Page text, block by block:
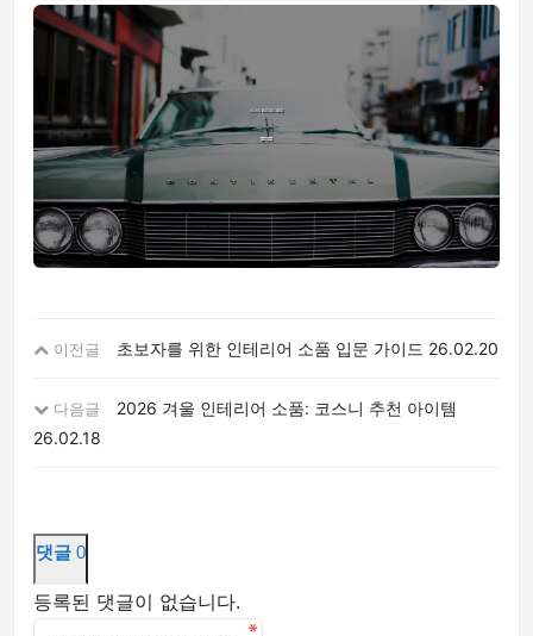
이전글 초보자를 위한 인테리어 소품 입문 가이드 26.02.20
다음글
2026 겨울 인테리어 소품: 코스니 추천 아이템
26.02.18
댓글 0
등록된 댓글이 없습니다.